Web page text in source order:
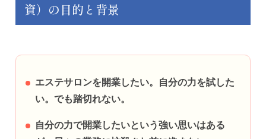
資）の目的と背景
エステサロンを開業したい。自分の力を試した
い。でも踏切れない。
自分の力で開業したいという強い思いはある